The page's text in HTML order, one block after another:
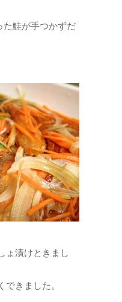
た鮭が手つかずだ
ょ漬けときまし
できました。